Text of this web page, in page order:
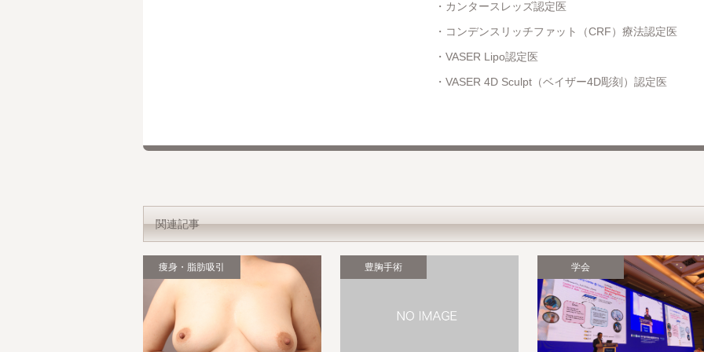
カンタースレッズ認定医
コンデンスリッチファット（CRF）療法認定医
VASER Lipo認定医
VASER 4D Sculpt（ベイザー4D彫刻）認定医
関連記事
痩身・脂肪吸引 豊胸手術 学会